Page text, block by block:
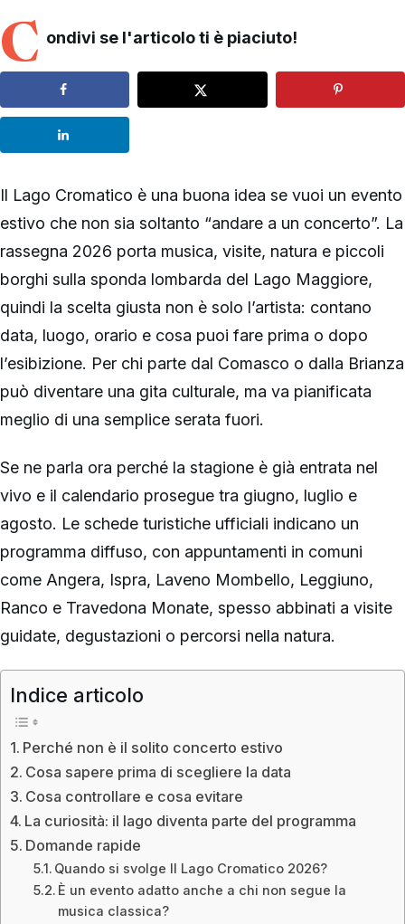
C ondivi se l'articolo ti è piaciuto!
Il Lago Cromatico è una buona idea se vuoi un evento
estivo che non sia soltanto “andare a un concerto”. La
rassegna 2026 porta musica, visite, natura e piccoli
borghi sulla sponda lombarda del Lago Maggiore,
quindi la scelta giusta non è solo l’artista: contano
data, luogo, orario e cosa puoi fare prima o dopo
l’esibizione. Per chi parte dal Comasco o dalla Brianza
può diventare una gita culturale, ma va pianificata
meglio di una semplice serata fuori.
Se ne parla ora perché la stagione è già entrata nel
vivo e il calendario prosegue tra giugno, luglio e
agosto. Le schede turistiche ufficiali indicano un
programma diffuso, con appuntamenti in comuni
come Angera, Ispra, Laveno Mombello, Leggiuno,
Ranco e Travedona Monate, spesso abbinati a visite
guidate, degustazioni o percorsi nella natura.
Indice articolo
Perché non è il solito concerto estivo
Cosa sapere prima di scegliere la data
Cosa controllare e cosa evitare
La curiosità: il lago diventa parte del programma
Domande rapide
Quando si svolge Il Lago Cromatico 2026?
È un evento adatto anche a chi non segue la
musica classica?